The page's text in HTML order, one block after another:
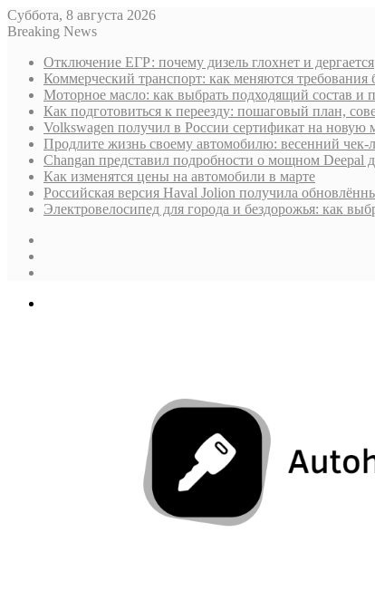
Суббота, 8 августа 2026
Breaking News
Отключение ЕГР: почему дизель глохнет и дергается
Коммерческий транспорт: как меняются
Моторное масло: как выбрать подходящий состав и
Как подготовиться к переезду: пошаговый план,
Volkswagen получил в России сертификат на новую
Продлите жизнь своему автомобилю: весенний чек-
Changan представил подробности о мощном Deepal
Как изменятся цены на автомобили в марте
Российская версия Haval Jolion получила
Электровелосипед для города и бездорожья: как